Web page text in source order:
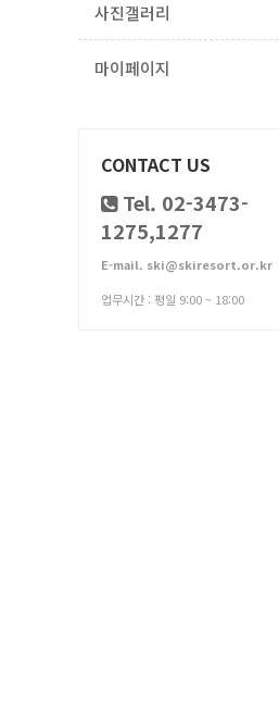
사진갤러리
마이페이지
CONTACT US
Tel. 02-3473-
1275,1277
E-mail. ski@skiresort.or.kr
업무시간 : 평일 9:00 ~ 18:00